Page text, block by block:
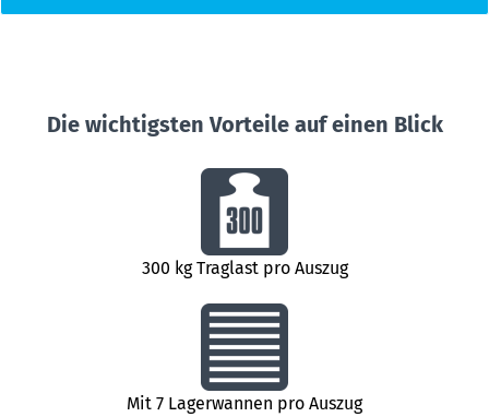
Die wichtigsten Vorteile auf einen Blick
300 kg Traglast pro Auszug
Mit 7 Lagerwannen pro Auszug